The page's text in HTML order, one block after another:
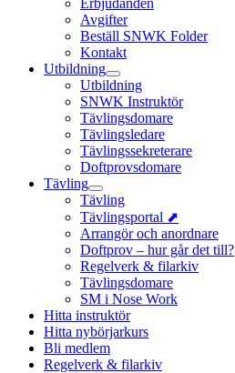
Erbjudanden
Avgifter
Beställ SNWK Folder
Kontakt
Utbildning
Utbildning
SNWK Instruktör
Tävlingsdomare
Tävlingsledare
Tävlingssekreterare
Doftprovsdomare
Tävling
Tävling
Tävlingsportal ⬈
Arrangör och anordnare
Doftprov – hur går det till?
Regelverk & filarkiv
Tävlingsdomare
SM i Nose Work
Hitta instruktör
Hitta nybörjarkurs
Bli medlem
Regelverk & filarkiv